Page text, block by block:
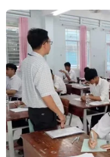
Phóng
quân sự
của Nga
29/08/2024 03:42
Phóng viên Patrick
mạng X hình ảnh